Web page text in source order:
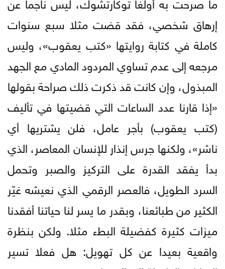
إرهاق شخصي، فقد قضت مثلا سبع سنوات
كاملة في كتابة روايتها «كتب يعقوب»، وليس
مرجعه إلى عدم تساوي المردود المادي مع الجهد
المبذول، وإن كانت قد ذكرت ذلك صراحة بقولها
«إذا قارنا عدد الساعات التي قضيتها في تأليف
(كتب يعقوب) بأجر عامل، فلن يشتريها أي
ناشر»، ولكنها جرس إنذار للإنسان المعاصر، الذي
بدأ يفقد القدرة على التركيز والصبر وتحمل
السرد الطويل، فالعصر الرقمي الذي نعيشه غيّر
الكثير من طبائعنا، وبقدر ما يسر لنا حياتنا أفقدنا
ميزات كثيرة كفضيلة البطء مثلا. ولكن بنظرة
واقعية بعيدا عن كل تهويل: هل فعلا تسير